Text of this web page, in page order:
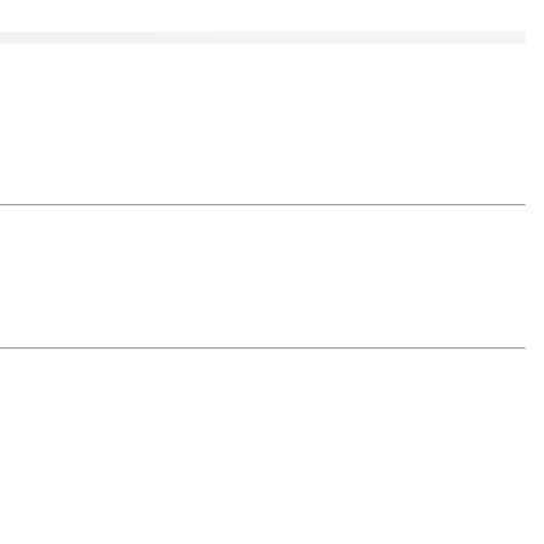
Vipps, Klarna och Google Pay.
debiteras kortet/fakturan.